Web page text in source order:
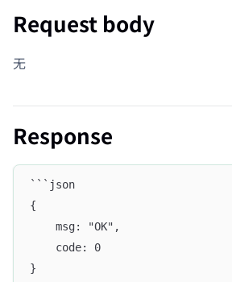
Request body
无
Response
```json
{
    msg: "OK",
    code: 0
}